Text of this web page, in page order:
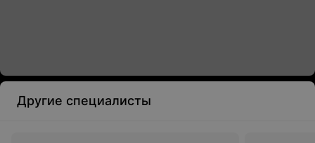
Другие специалисты